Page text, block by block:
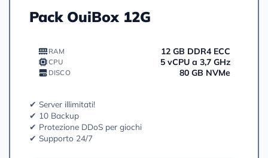
Pack OuiBox 12G
RAM 12 GB DDR4 ECC
CPU 5 vCPU a 3,7 GHz
DISCO 80 GB NVMe
✔ Server illimitati!
✔ 10 Backup
✔ Protezione DDoS per giochi
✔ Supporto 24/7